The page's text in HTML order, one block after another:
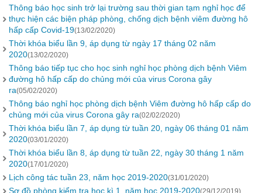
Thông báo học sinh trở lại trường sau thời gian tạm nghỉ học để
thực hiện các biện pháp phòng, chống dịch bệnh viêm đường hô
hấp cấp Covid-19(13/02/2020)
Thời khóa biểu lần 9, áp dụng từ ngày 17 tháng 02 năm
2020(13/02/2020)
Thông báo tiếp tục cho học sinh nghỉ học phòng dịch bệnh Viêm
đường hô hấp cấp do chủng mới của virus Corona gây
ra(05/02/2020)
Thông báo nghỉ học phòng dịch bệnh Viêm đường hô hấp cấp do
chủng mới của virus Corona gây ra(02/02/2020)
Thời khóa biểu lần 7, áp dụng từ tuần 20, ngày 06 tháng 01 năm
2020(03/01/2020)
Thời khóa biểu lần 8, áp dụng từ tuần 22, ngày 30 tháng 1 năm
2020(17/01/2020)
Lịch công tác tuần 23, năm học 2019-2020(31/01/2020)
Sơ đồ phòng kiểm tra học kì 1, năm học 2019-2020(29/12/2019)